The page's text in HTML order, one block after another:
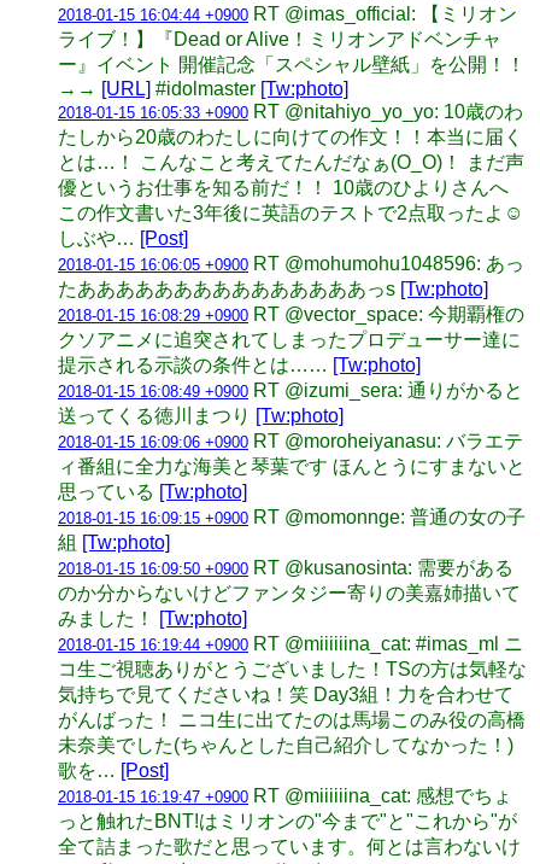
2018-01-15 16:04:44 +0900 RT @imas_official: 【ミリオン
ライブ！】『Dead or Alive！ミリオンアドベンチャ
ー』イベント 開催記念「スペシャル壁紙」を公開！！
→→ [URL] #idolmaster [Tw:photo]
2018-01-15 16:05:33 +0900 RT @nitahiyo_yo_yo: 10歳のわ
たしから20歳のわたしに向けての作文！！本当に届く
とは…！ こんなこと考えてたんだなぁ(O_O)！ まだ声
優というお仕事を知る前だ！！ 10歳のひよりさんへ
この作文書いた3年後に英語のテストで2点取ったよ☺️
しぶや… [Post]
2018-01-15 16:06:05 +0900 RT @mohumohu1048596: あっ
たあああああああああああああああっs [Tw:photo]
2018-01-15 16:08:29 +0900 RT @vector_space: 今期覇権の
クソアニメに追突されてしまったプロデューサー達に
提示される示談の条件とは…… [Tw:photo]
2018-01-15 16:08:49 +0900 RT @izumi_sera: 通りがかると
送ってくる徳川まつり [Tw:photo]
2018-01-15 16:09:06 +0900 RT @moroheiyanasu: バラエテ
ィ番組に全力な海美と琴葉です ほんとうにすまないと
思っている [Tw:photo]
2018-01-15 16:09:15 +0900 RT @momonnge: 普通の女の子
組 [Tw:photo]
2018-01-15 16:09:50 +0900 RT @kusanosinta: 需要がある
のか分からないけどファンタジー寄りの美嘉姉描いて
みました！
[Tw:photo]
2018-01-15 16:19:44 +0900 RT @miiiiiina_cat: #imas_ml ニ
コ生ご視聴ありがとうございました！TSの方は気軽な
気持ちで見てくださいね！笑 Day3組！力を合わせて
がんばった！ ニコ生に出てたのは馬場このみ役の高橋
未奈美でした(ちゃんとした自己紹介してなかった！)
歌を… [Post]
2018-01-15 16:19:47 +0900 RT @miiiiiina_cat: 感想でちょ
っと触れたBNT!はミリオンの"今まで"と"これから"が
全て詰まった歌だと思っています。何とは言わないけ